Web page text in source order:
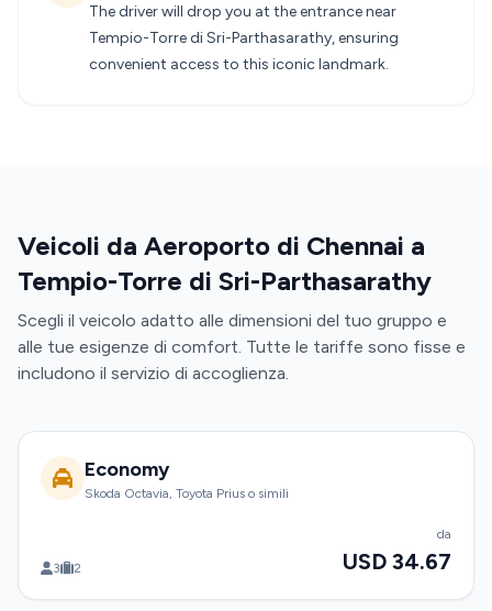
The driver will drop you at the entrance near
Tempio-Torre di Sri-Parthasarathy, ensuring
convenient access to this iconic landmark.
Veicoli da Aeroporto di Chennai a
Tempio-Torre di Sri-Parthasarathy
Scegli il veicolo adatto alle dimensioni del tuo gruppo e
alle tue esigenze di comfort. Tutte le tariffe sono fisse e
includono il servizio di accoglienza.
Economy
Skoda Octavia, Toyota Prius o simili
3 2
da
USD 34.67